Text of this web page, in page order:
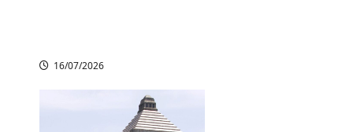
16/07/2026